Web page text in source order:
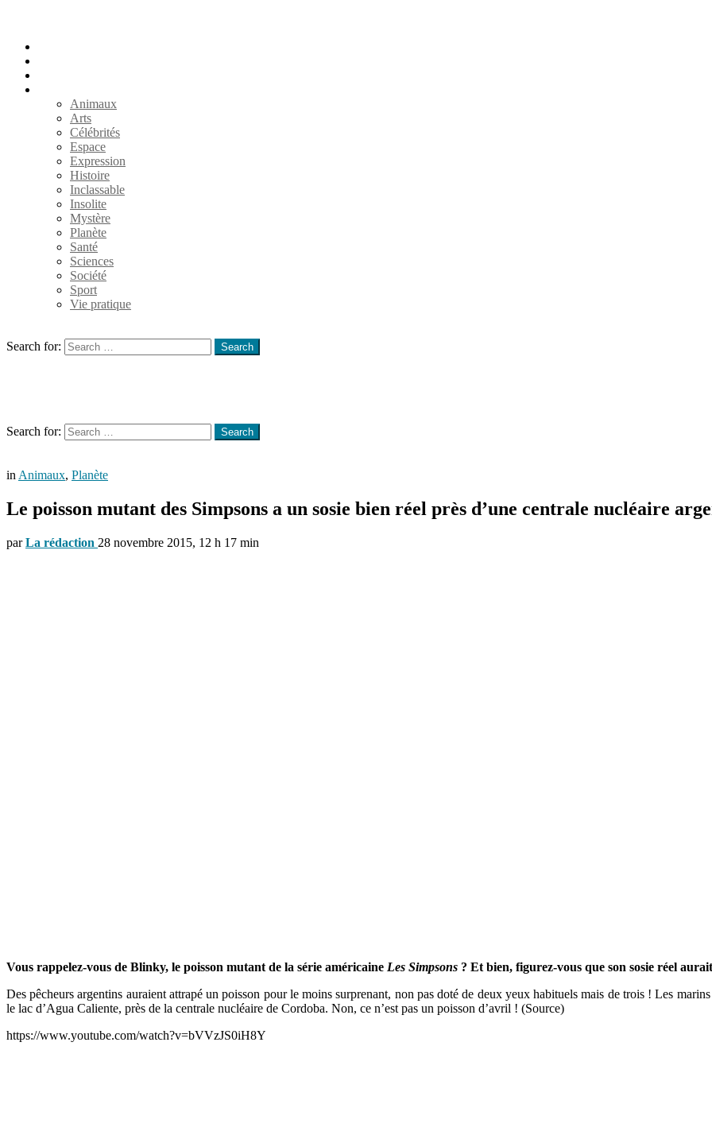
Animaux
Arts
Célébrités
Espace
Expression
Histoire
Inclassable
Insolite
Mystère
Planète
Santé
Sciences
Société
Sport
Vie pratique
Search for:
Search
Search for:
Search
in Animaux, Planète
Le poisson mutant des Simpsons a un sosie bien réel près d’une centrale nucléaire
par La rédaction 28 novembre 2015, 12 h 17 min
Vous rappelez-vous de Blinky, le poisson mutant de la série américaine Les Simpsons ? Et bien, figurez-vous que son sosie réel
Des pêcheurs argentins auraient attrapé un poisson pour le moins surprenant, non pas doté de deux yeux habituels mais de trois ! Les
le lac d’Agua Caliente, près de la centrale nucléaire de Cordoba. Non, ce n’est pas un poisson d’avril ! (Source)
https://www.youtube.com/watch?v=bVVzJS0iH8Y